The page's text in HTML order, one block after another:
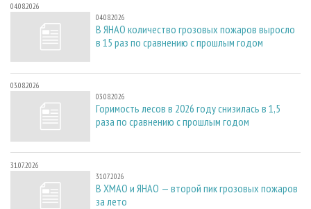
04.08.2026
04.08.2026
В ЯНАО количество грозовых пожаров выросло
в 15 раз по сравнению с прошлым годом
03.08.2026
03.08.2026
Горимость лесов в 2026 году снизилась в 1,5
раза по сравнению с прошлым годом
31.07.2026
31.07.2026
В ХМАО и ЯНАО — второй пик грозовых пожаров
за лето